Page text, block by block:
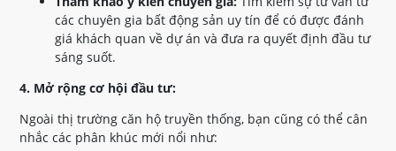
các chuyên gia bất động sản uy tín để có được đánh
giá khách quan về dự án và đưa ra quyết định đầu tư
sáng suốt.
4. Mở rộng cơ hội đầu tư:
Ngoài thị trường căn hộ truyền thống, bạn cũng có thể cân
nhắc các phân khúc mới nổi như: